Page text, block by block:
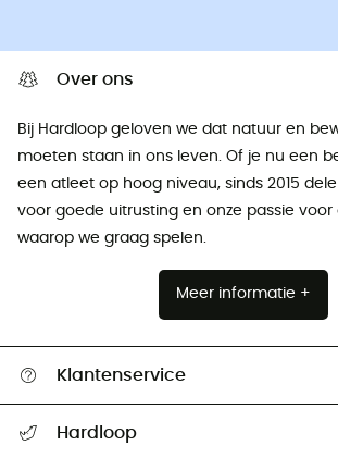
Over ons
Bij Hardloop geloven we dat natuur en
moeten staan ​​in ons leven. Of je nu een
een atleet op hoog niveau, sinds 2015
voor goede uitrusting en onze passie voor
waarop we graag spelen.
Meer informatie +
Klantenservice
Mijn zending volgen
Hardloop